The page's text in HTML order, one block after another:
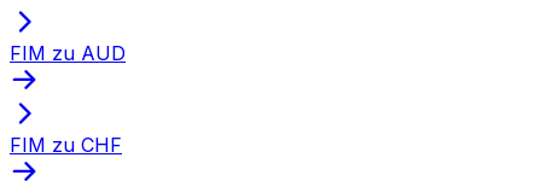
FIM zu AUD
FIM zu CHF